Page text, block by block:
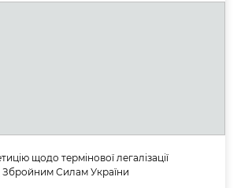
щодо термінової легалізації
Силам України